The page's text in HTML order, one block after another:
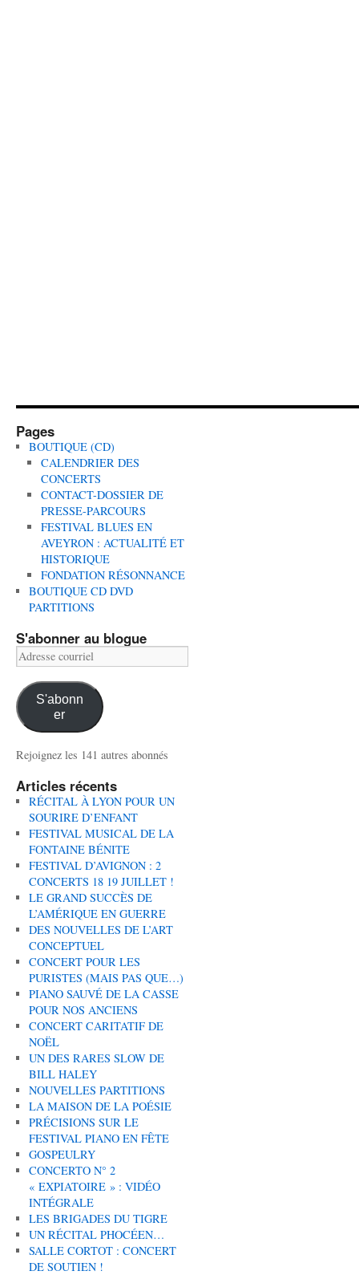
Pages
BOUTIQUE (CD)
CALENDRIER DES
CONCERTS
CONTACT-DOSSIER DE
PRESSE-PARCOURS
FESTIVAL BLUES EN
AVEYRON : ACTUALITÉ ET
HISTORIQUE
FONDATION RÉSONNANCE
BOUTIQUE CD DVD
PARTITIONS
S'abonner au blogue
Adresse
courriel
S'abonn
er
Rejoignez les 141 autres abonnés
Articles récents
RÉCITAL À LYON POUR UN
SOURIRE D’ENFANT
FESTIVAL MUSICAL DE LA
FONTAINE BÉNITE
FESTIVAL D’AVIGNON : 2
CONCERTS 18 19 JUILLET !
LE GRAND SUCCÈS DE
L’AMÉRIQUE EN GUERRE
DES NOUVELLES DE L’ART
CONCEPTUEL
CONCERT POUR LES
PURISTES (MAIS PAS QUE…)
PIANO SAUVÉ DE LA CASSE
POUR NOS ANCIENS
CONCERT CARITATIF DE
NOËL
UN DES RARES SLOW DE
BILL HALEY
NOUVELLES PARTITIONS
LA MAISON DE LA POÉSIE
PRÉCISIONS SUR LE
FESTIVAL PIANO EN FÊTE
GOSPEULRY
CONCERTO N° 2
« EXPIATOIRE » : VIDÉO
INTÉGRALE
LES BRIGADES DU TIGRE
UN RÉCITAL PHOCÉEN…
SALLE CORTOT : CONCERT
DE SOUTIEN !